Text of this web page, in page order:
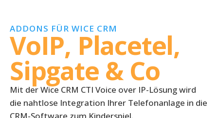
ADDONS FÜR WICE CRM
VoIP, Placetel,
Sipgate & Co
Mit der Wice CRM CTI Voice over IP-Lösung wird
die nahtlose Integration Ihrer Telefonanlage in die